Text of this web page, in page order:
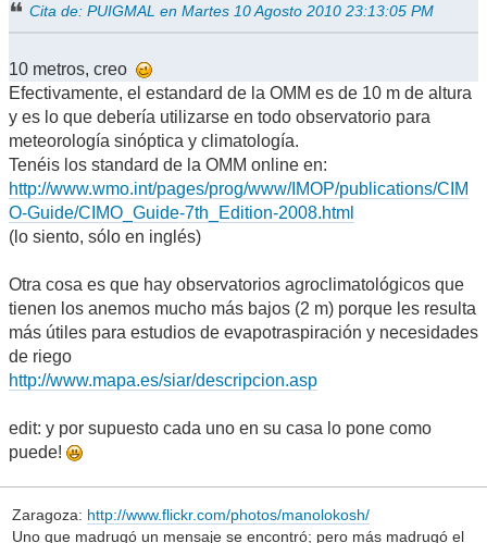
Cita de: PUIGMAL en Martes 10 Agosto 2010 23:13:05 PM
10 metros, creo
Efectivamente, el estandard de la OMM es de 10 m de altura
y es lo que debería utilizarse en todo observatorio para
meteorología sinóptica y climatología.
Tenéis los standard de la OMM online en:
http://www.wmo.int/pages/prog/www/IMOP/publications/CIM
O-Guide/CIMO_Guide-7th_Edition-2008.html
(lo siento, sólo en inglés)
Otra cosa es que hay observatorios agroclimatológicos que
tienen los anemos mucho más bajos (2 m) porque les resulta
más útiles para estudios de evapotraspiración y necesidades
de riego
http://www.mapa.es/siar/descripcion.asp
edit: y por supuesto cada uno en su casa lo pone como
puede!
Zaragoza: http://www.flickr.com/photos/manolokosh/
Uno que madrugó un mensaje se encontró; pero más madrugó el